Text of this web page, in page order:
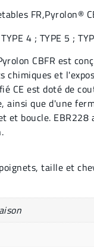
FR,Pyrolon®
4 ; TYPE 5 ;
CBFR est
chimiques et
CE est doté de
ainsi que d'une
et boucle. EBR228
taille et